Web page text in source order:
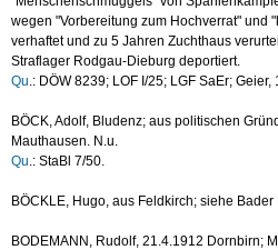
wegen "Vorbereitung zum Hochverrat" und
verhaftet und zu 5 Jahren Zuchthaus
Straflager Rodgau-Dieburg deportiert.
Qu .: DÖW 8239; LOF I/25; LGF SaEr; Geier,
BÖCK, Adolf, Bludenz; aus politischen
Mauthausen. N.u.
Qu .: StaBl 7/50.
BÖCKLE, Hugo, aus Feldkirch; siehe Bader
BODEMANN, Rudolf, 21.4.1912 Dornbirn;